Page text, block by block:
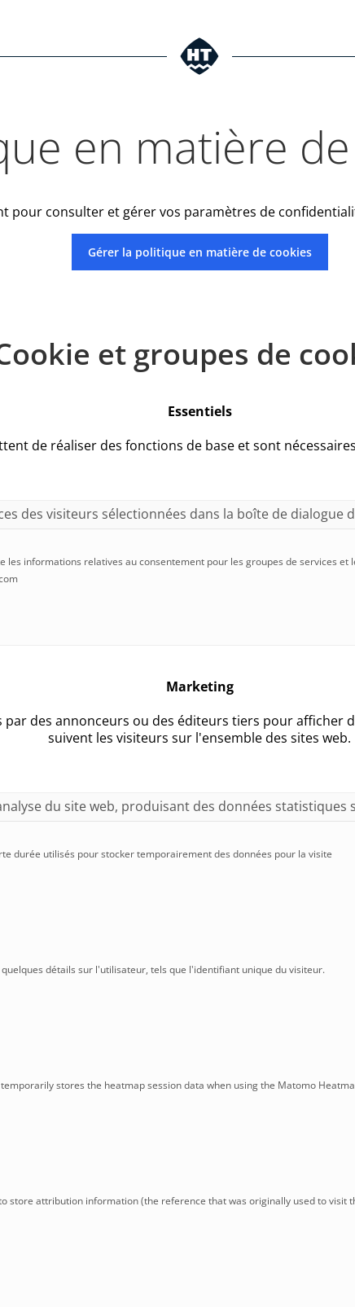
en matière
pour consulter et gérer vos paramètres de
Gérer la politique en matière de cookies
et groupes de
Essentiels
de réaliser des fonctions de base et sont
des visiteurs sélectionnées dans la boîte de dialogue
les informations relatives au consentement pour les groupes de services et
Marketing
des annonceurs ou des éditeurs tiers pour afficher
suivent les visiteurs sur l'ensemble des sites web.
du site web, produisant des données
durée utilisés pour stocker temporairement des données pour la visite
détails sur l'utilisateur, tels que l'identifiant unique du visiteur.
stores the heatmap session data when using the Matomo
store attribution information (the reference that was originally used to visit